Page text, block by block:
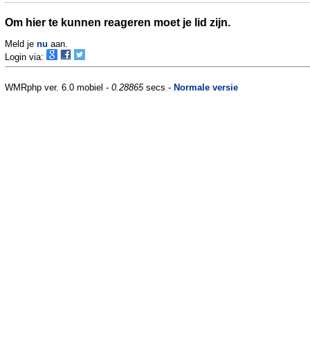
Om hier te kunnen reageren moet je lid zijn.
Meld je nu aan.
Login via:
WMRphp ver. 6.0 mobiel - 0.28865secs - Normale versie